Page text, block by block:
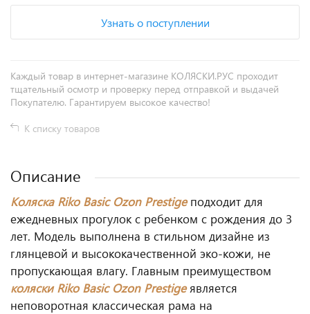
Узнать о поступлении
Каждый товар в интернет-магазине КОЛЯСКИ.РУС проходит
тщательный осмотр и проверку перед отправкой и выдачей
Покупателю. Гарантируем высокое качество!
К списку товаров
Описание
Коляска Riko Basic Ozon Prestigeподходит для
ежедневных прогулок с ребенком с рождения до 3
лет. Модель выполнена в стильном дизайне из
глянцевой и высококачественной эко-кожи, не
пропускающая влагу. Главным преимуществом
коляскиRiko Basic Ozon Prestigeявляется
неповоротная классическая рама на